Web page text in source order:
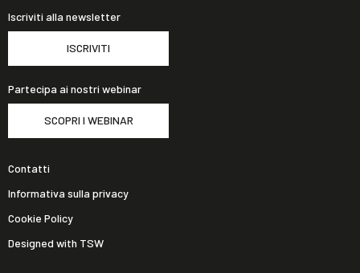
Iscriviti alla newsletter
ISCRIVITI
Partecipa ai nostri webinar
SCOPRI I WEBINAR
Contatti
Informativa sulla privacy
Cookie Policy
Designed with TSW